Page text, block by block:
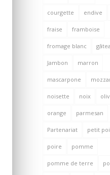
courgette endive
fraise framboise
fromage blanc
Jambon marron
mascarpone
noisette noix
orange parmesan
Partenariat petit
poire pomme
pomme de terre